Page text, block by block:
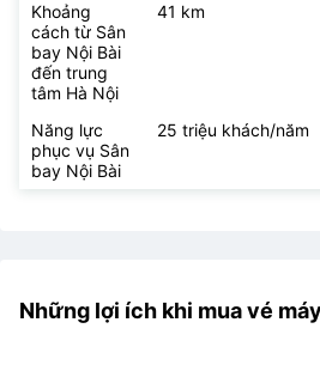
Khoảng
cách từ Sân
bay Nội Bài
đến trung
tâm Hà Nội
41 km
Năng lực
phục vụ Sân
bay Nội Bài
25 triệu khách/năm
Những lợi ích khi mua vé